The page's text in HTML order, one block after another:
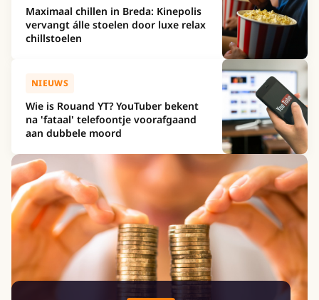
Maximaal chillen in Breda: Kinepolis
vervangt álle stoelen door luxe relax
chillstoelen
NIEUWS
Wie is Rouand YT? YouTuber bekent
na 'fataal' telefoontje voorafgaand
aan dubbele moord